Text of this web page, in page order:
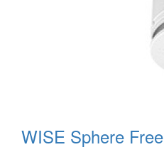
WISE Sphere Free